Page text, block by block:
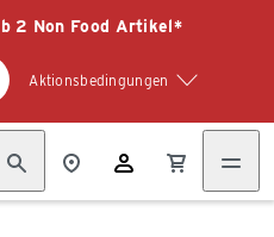
2 Non Food Artikel*
Aktionsbedingungen